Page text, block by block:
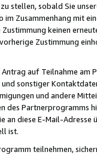
stellen, sobald Sie
im Zusammenhang mit
keinen
Zustimmung
Antrag auf Teilnahme
sonstiger
und andere
des Partnerprogramms
an diese E-Mail-
ist.
teilnehmen,